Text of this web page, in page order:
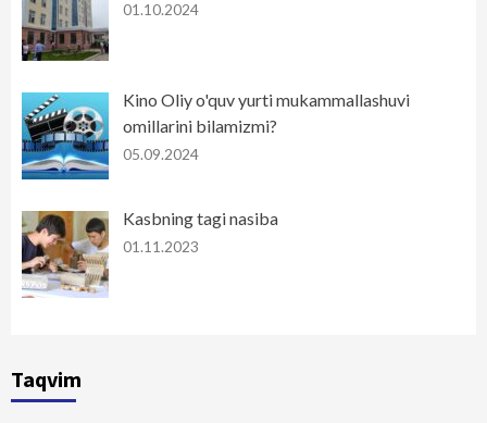
01.10.2024
Kino Oliy o'quv yurti mukammallashuvi
omillarini bilamizmi?
05.09.2024
Kasbning tagi nasiba
01.11.2023
Taqvim